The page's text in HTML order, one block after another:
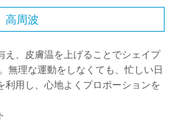
高周波
え、皮膚温を上げることでシェイプ
無理な運動をしなくても、忙しい日
利用し、心地よくプロポーションを